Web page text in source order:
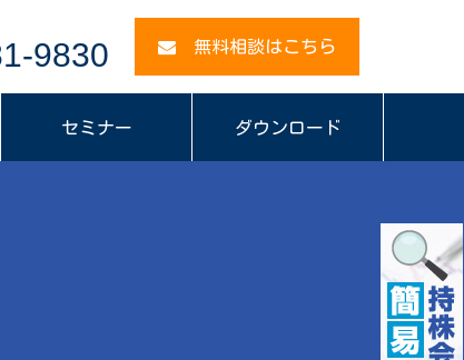
9830 無料相談はこちら
セミナー ダウンロード